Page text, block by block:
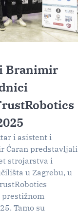
Branimir
i asistent i
Ćaran predstavljali
strojarstva i
u Zagrebu, u
prestižnom
Tamo su